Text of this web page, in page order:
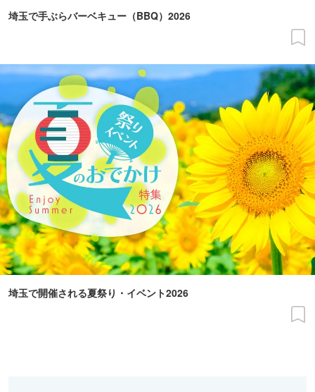
埼玉で手ぶらバーベキュー（BBQ）2026
埼玉で開催される夏祭り・イベント2026